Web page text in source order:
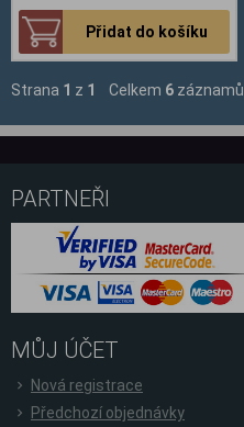
Přidat do košíku
Strana 1 z 1 Celkem 6 záznamů
PARTNEŘI
MŮJ ÚČET
Nová registrace
Předchozí objednávky